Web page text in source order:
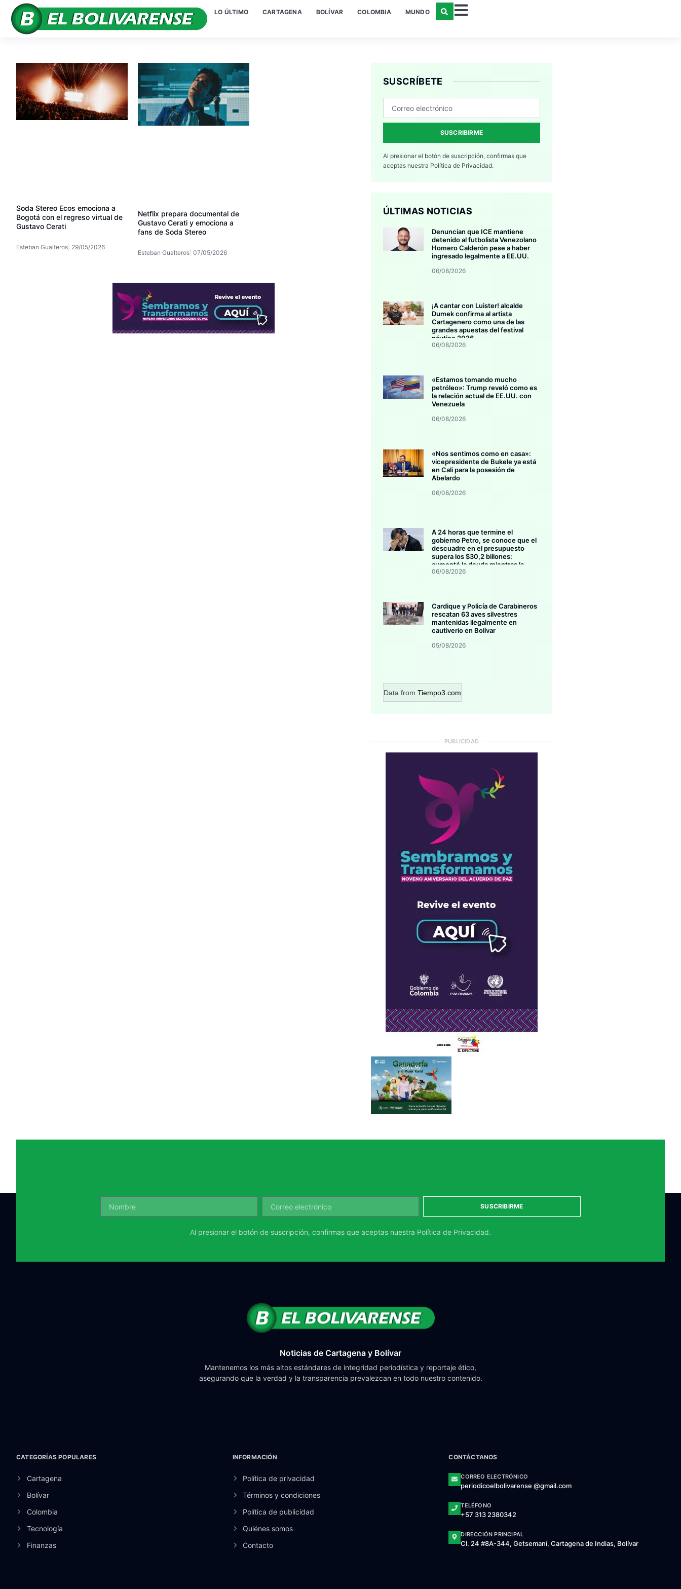
LO ÚLTIMO CARTAGENA BOLÍVAR COLOMBIA MUNDO
Soda Stereo Ecos emociona a
Bogotá con el regreso virtual de
Gustavo Cerati
Esteban Gualteros 29/05/2026
Netflix prepara documental de
Gustavo Cerati y emociona a
fans de Soda Stereo
Esteban Gualteros 07/05/2026
SUSCRÍBETE
SUSCRIBIRME
Al presionar el botón de suscripción, confirmas que
aceptas nuestra Política de Privacidad.
ÚLTIMAS NOTICIAS
Denuncian que ICE mantiene
detenido al futbolista Venezolano
Homero Calderón pese a haber
ingresado legalmente a EE.UU.
06/08/2026
¡A cantar con Luister! alcalde
Dumek confirma al artista
Cartagenero como una de las
grandes apuestas del festival
náutico 2026
06/08/2026
«Estamos tomando mucho
petróleo»: Trump reveló como es
la relación actual de EE.UU. con
Venezuela
06/08/2026
«Nos sentimos como en casa»:
vicepresidente de Bukele ya está
en Cali para la posesión de
Abelardo
06/08/2026
A 24 horas que termine el
gobierno Petro, se conoce que el
descuadre en el presupuesto
supera los $30,2 billones:
aumentó la deuda mientras la
inversión se estanca
06/08/2026
Cardique y Policía de Carabineros
rescatan 63 aves silvestres
mantenidas ilegalmente en
cautiverio en Bolívar
05/08/2026
Data from Tiempo3.com
PUBLICIDAD
SUSCRIBIRME
Al presionar el botón de suscripción, confirmas que aceptas nuestra Política de Privacidad.
Noticias de Cartagena y Bolívar
Mantenemos los más altos estándares de integridad periodística y reportaje ético,
asegurando que la verdad y la transparencia prevalezcan en todo nuestro contenido.
CATEGORÍAS POPULARES
Cartagena
Bolívar
Colombia
Tecnología
Finanzas
INFORMACIÓN
Política de privacidad
Términos y condiciones
Política de publicidad
Quiénes somos
Contacto
CONTÁCTANOS
CORREO ELECTRÓNICO
periodicoelbolivarense @gmail.com
TELÉFONO
+57 313 2380342
DIRECCIÓN PRINCIPAL
Cl. 24 #8A-344, Getsemaní, Cartagena de Indias, Bolívar